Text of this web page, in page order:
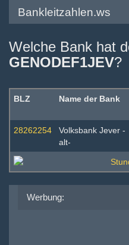
Bankleitzahlen.ws
Welche Bank hat
GENODEF1JEV?
BLZ Name der Bank
28262254
Volksbank Jever -
alt-
Werbung: